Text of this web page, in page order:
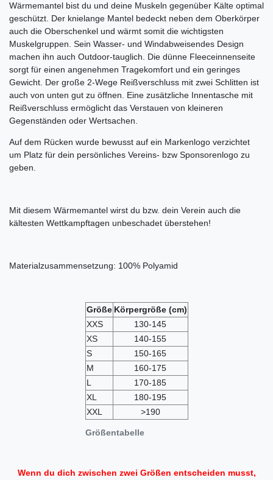
Wärmemantel bist du und deine Muskeln gegenüber Kälte optimal
geschützt. Der knielange Mantel bedeckt neben dem Oberkörper
auch die Oberschenkel und wärmt somit die wichtigsten
Muskelgruppen. Sein Wasser- und Windabweisendes Design
machen ihn auch Outdoor-tauglich. Die dünne Fleeceinnenseite
sorgt für einen angenehmen Tragekomfort und ein geringes
Gewicht. Der große 2-Wege Reißverschluss mit zwei Schlitten ist
auch von unten gut zu öffnen. Eine zusätzliche Innentasche mit
Reißverschluss ermöglicht das Verstauen von kleineren
Gegenständen oder Wertsachen.
Auf dem Rücken wurde bewusst auf ein Markenlogo verzichtet
um Platz für dein persönliches Vereins- bzw Sponsorenlogo zu
geben.
Mit diesem Wärmemantel wirst du bzw. dein Verein auch die
kältesten Wettkampftagen unbeschadet überstehen!
Materialzusammensetzung: 100% Polyamid
Größentabelle
Größe Körpergröße(cm)
XXS
130-145
XS
140-155
S
150-165
M
160-175
L
170-185
XL
180-195
XXL
>190
Wenn du dich zwischen zwei Größen entscheiden musst,